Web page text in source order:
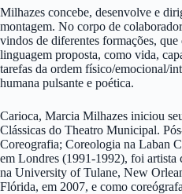
Milhazes concebe, desenvolve e
montagem. No corpo de
vindos de diferentes formações,
linguagem proposta, como vida,
tarefas da ordem físico/emocional/
humana pulsante e poética.
Carioca, Marcia Milhazes iniciou
Clássicas do Theatro Municipal.
Coreografia; Coreologia na Laban
em Londres (1991-1992), foi artista
na University of Tulane, New
Flórida, em 2007, e como